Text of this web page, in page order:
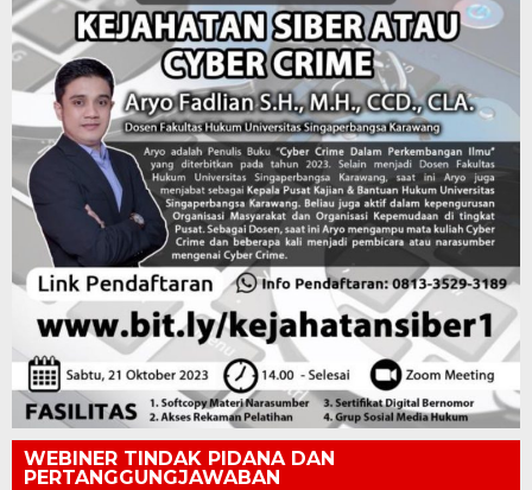
WEBINER TINDAK PIDANA DAN
PERTANGGUNGJAWABAN